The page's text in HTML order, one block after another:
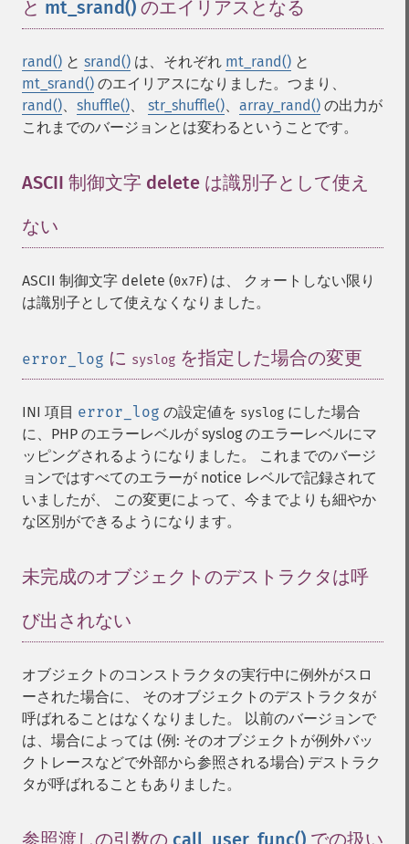
と mt_srand() のエイリアスとなる
rand() と srand() は、それぞれ mt_rand() と
mt_srand() のエイリアスになりました。つまり、
rand()、 shuffle()、 str_shuffle()、 array_rand() の出力が
これまでのバージョンとは変わるということです。
ASCII 制御文字 delete は識別子として使え
ない
ASCII 制御文字 delete (0x7F) は、 クォートしない限り
は識別子として使えなくなりました。
error_log に syslog を指定した場合の変更
INI 項目 error_log の設定値を syslog にした場合
に、PHP のエラーレベルが syslog のエラーレベルにマ
ッピングされるようになりました。 これまでのバージ
ョンではすべてのエラーが notice レベルで記録されて
いましたが、 この変更によって、今までよりも細やか
な区別ができるようになります。
未完成のオブジェクトのデストラクタは呼
び出されない
オブジェクトのコンストラクタの実行中に例外がスロ
ーされた場合に、 そのオブジェクトのデストラクタが
呼ばれることはなくなりました。 以前のバージョンで
は、場合によっては (例: そのオブジェクトが例外バッ
クトレースなどで外部から参照される場合) デストラク
タが呼ばれることもありました。
参照渡しの引数の call_user_func() での扱い